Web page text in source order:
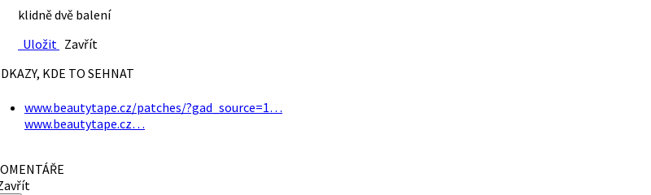
klidně dvě balení
Uložit Zavřít
KDE TO SEHNAT
www.beautytape.cz/patches/?gad_source=1…
www.beautytape.cz…